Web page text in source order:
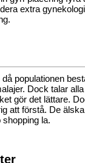
extra
populationen
Dock talar
gör det lättare.
att förstå. De
la.